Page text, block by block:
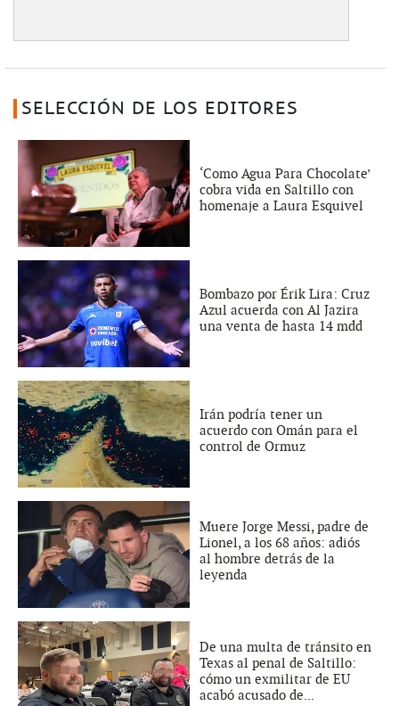
SELECCIÓN DE LOS EDITORES
‘Como Agua Para Chocolate’
cobra vida en Saltillo con
homenaje a Laura Esquivel
Bombazo por Érik Lira: Cruz
Azul acuerda con Al Jazira
una venta de hasta 14 mdd
Irán podría tener un
acuerdo con Omán para el
control de Ormuz
Muere Jorge Messi, padre de
Lionel, a los 68 años: adiós
al hombre detrás de la
leyenda
De una multa de tránsito en
Texas al penal de Saltillo:
cómo un exmilitar de EU
acabó acusado de...